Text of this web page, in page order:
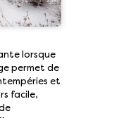
lorsque
permet de
et
facile,